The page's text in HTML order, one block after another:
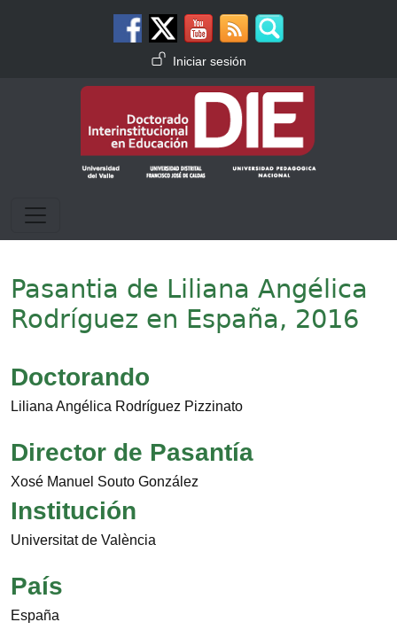
Menú de cuenta de usuario
Iniciar sesión
Pasantia de Liliana Angélica
Rodríguez en España, 2016
Doctorando
Liliana Angélica Rodríguez Pizzinato
Director de Pasantía
Xosé Manuel Souto González
Institución
Universitat de València
País
España